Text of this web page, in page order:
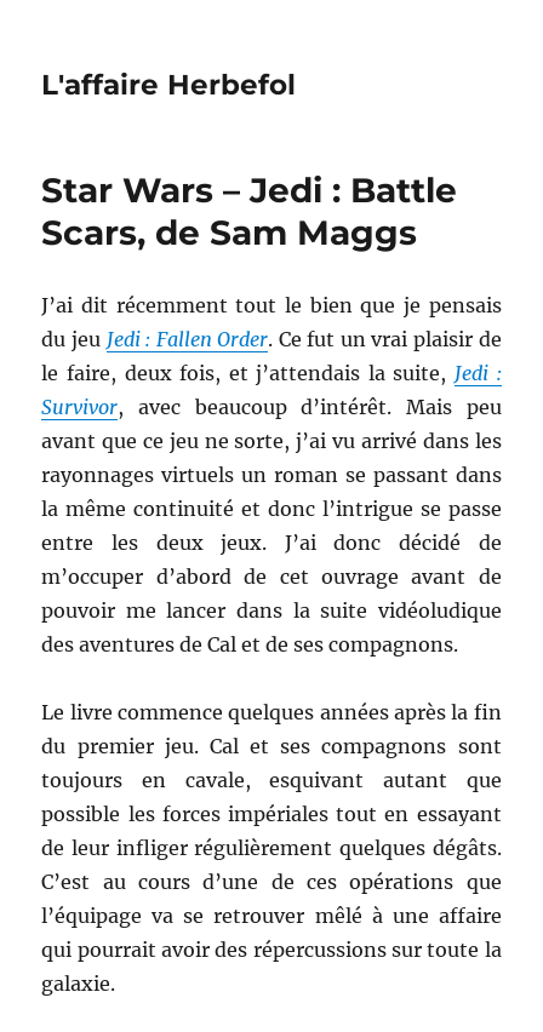
L'affaire Herbefol
Star Wars – Jedi : Battle
Scars, de Sam Maggs
J’ai dit récemment tout le bien que je pensais
du jeu Jedi : Fallen Order. Ce fut un vrai plaisir de
le faire, deux fois, et j’attendais la suite, Jedi :
Survivor, avec beaucoup d’intérêt. Mais peu
avant que ce jeu ne sorte, j’ai vu arrivé dans les
rayonnages virtuels un roman se passant dans
la même continuité et donc l’intrigue se passe
entre les deux jeux. J’ai donc décidé de
m’occuper d’abord de cet ouvrage avant de
pouvoir me lancer dans la suite vidéoludique
des aventures de Cal et de ses compagnons.
Le livre commence quelques années après la fin
du premier jeu. Cal et ses compagnons sont
toujours en cavale, esquivant autant que
possible les forces impériales tout en essayant
de leur infliger régulièrement quelques dégâts.
C’est au cours d’une de ces opérations que
l’équipage va se retrouver mêlé à une affaire
qui pourrait avoir des répercussions sur toute la
galaxie.